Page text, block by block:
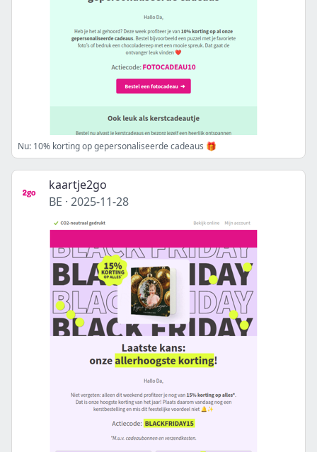
Nu: 10% korting op gepersonaliseerde cadeaus 🎁
kaartje2go
BE · 2025-11-28